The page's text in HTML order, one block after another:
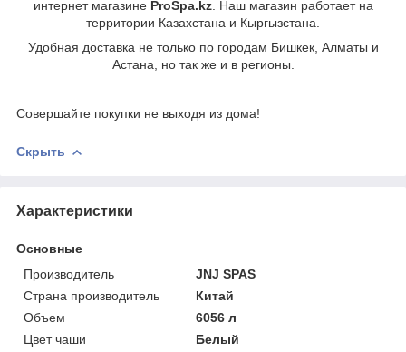
интернет магазине ProSpa.kz. Наш магазин работает на
территории Казахстана и Кыргызстана.
Удобная доставка не только по городам Бишкек, Алматы и
Астана, но так же и в регионы.
Совершайте покупки не выходя из дома!
Скрыть
Характеристики
Основные
Производитель
JNJ SPAS
Страна производитель
Китай
Объем
6056 л
Цвет чаши
Белый